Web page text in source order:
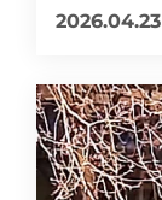
2026.04.23